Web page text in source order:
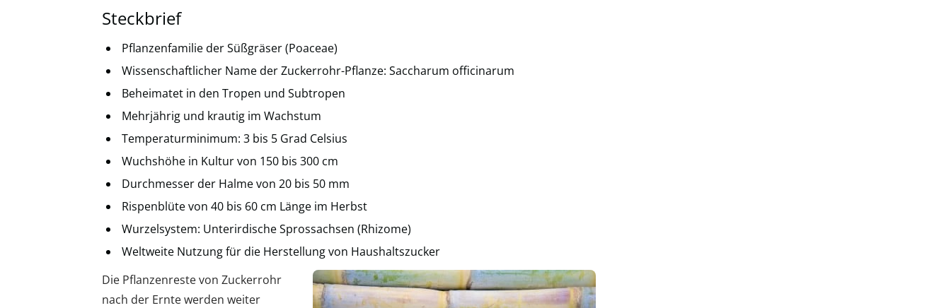
Steckbrief
Pflanzenfamilie der Süßgräser (Poaceae)
Wissenschaftlicher Name der Zuckerrohr-Pflanze: Saccharum officinarum
Beheimatet in den Tropen und Subtropen
Mehrjährig und krautig im Wachstum
Temperaturminimum: 3 bis 5 Grad Celsius
Wuchshöhe in Kultur von 150 bis 300 cm
Durchmesser der Halme von 20 bis 50 mm
Rispenblüte von 40 bis 60 cm Länge im Herbst
Wurzelsystem: Unterirdische Sprossachsen (Rhizome)
Weltweite Nutzung für die Herstellung von Haushaltszucker
Die Pflanzenreste von Zuckerrohr
nach der Ernte werden weiter